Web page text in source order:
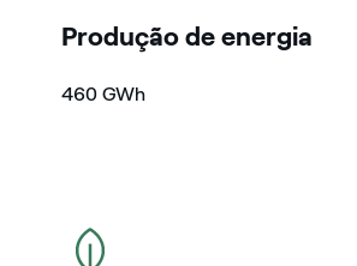
Produção de energia
460 GWh
icon